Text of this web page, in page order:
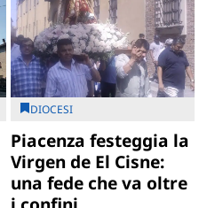
DIOCESI
Piacenza festeggia la
Virgen de El Cisne:
una fede che va oltre